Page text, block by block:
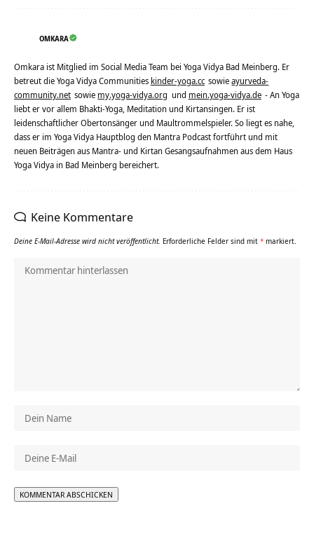
OMKARA
Omkara ist Mitglied im Social Media Team bei Yoga Vidya Bad Meinberg. Er
betreut die Yoga Vidya Communities kinder-yoga.cc sowieayurveda-
community.net sowie my.yoga-vidya.org und mein.yoga-vidya.de - An Yoga
liebt er vor allem Bhakti-Yoga, Meditation und Kirtansingen. Er ist
leidenschaftlicher Obertonsänger und Maultrommelspieler. So liegt es nahe,
dass er im Yoga Vidya Hauptblog den Mantra Podcast fortführt und mit
neuen Beiträgen aus Mantra- und Kirtan Gesangsaufnahmen aus dem Haus
Yoga Vidya in Bad Meinberg bereichert.
Keine Kommentare
Deine E-Mail-Adresse wird nicht veröffentlicht. Erforderliche Felder sind mit * markiert.